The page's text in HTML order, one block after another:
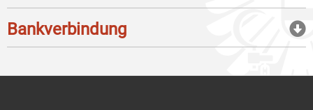
Bankverbindung